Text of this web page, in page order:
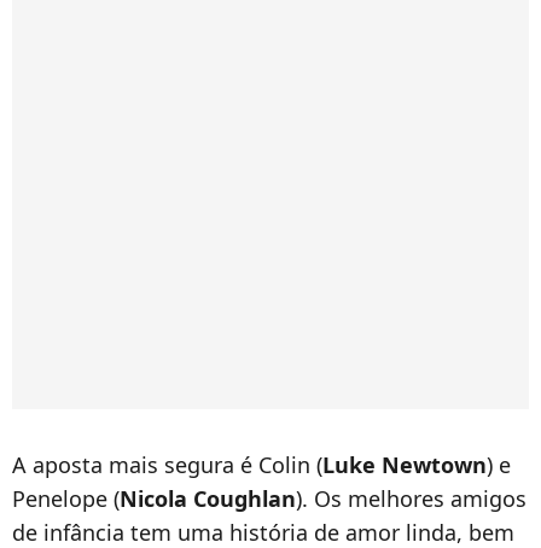
A aposta mais segura é Colin (Luke Newtown) e
Penelope (Nicola Coughlan). Os melhores amigos
de infância tem uma história de amor linda, bem